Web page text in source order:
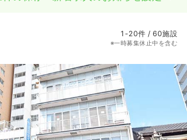
1-20件 / 60施設
※一時募集休止中を含む